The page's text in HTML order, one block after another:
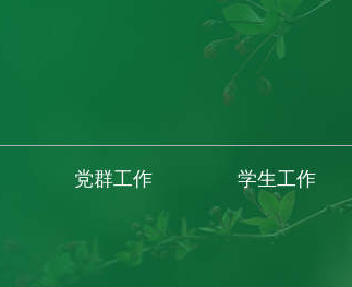
党群工作 学生工作